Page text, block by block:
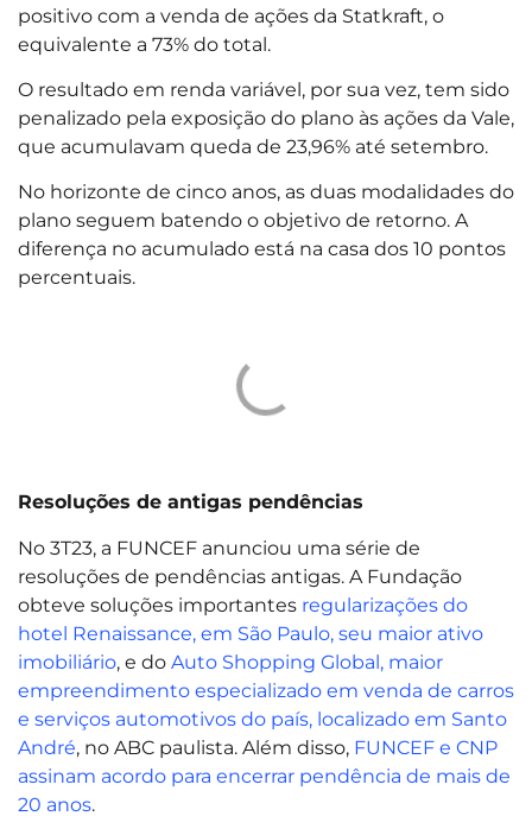
positivo com a venda de ações da Statkraft, o
equivalente a 73% do total.
O resultado em renda variável, por sua vez, tem sido
penalizado pela exposição do plano às ações da Vale,
que acumulavam queda de 23,96% até setembro.
No horizonte de cinco anos, as duas modalidades do
plano seguem batendo o objetivo de retorno. A
diferença no acumulado está na casa dos 10 pontos
percentuais.
Resoluções de antigas pendências
No 3T23, a FUNCEF anunciou uma série de
resoluções de pendências antigas. A Fundação
obteve soluções importantes regularizações do
hotel Renaissance, em São Paulo, seu maior ativo
imobiliário, e do Auto Shopping Global, maior
empreendimento especializado em venda de carros
e serviços automotivos do país, localizado em Santo
André, no ABC paulista. Além disso, FUNCEF e CNP
assinam acordo para encerrar pendência de mais de
20 anos.